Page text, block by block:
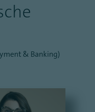
& Banking)